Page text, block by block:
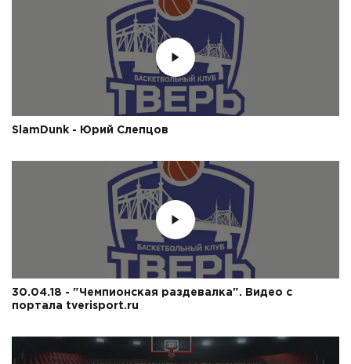
SlamDunk - Юрий Слепцов
30.04.18 - "Чемпионская раздевалка". Видео с
портала tverisport.ru